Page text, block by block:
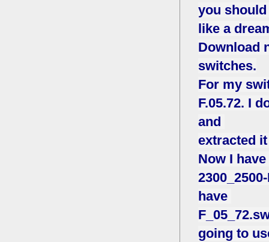
you
like a
Download
switches.
For my
F.05.72. I
and
extracted it
Now I
have
going to